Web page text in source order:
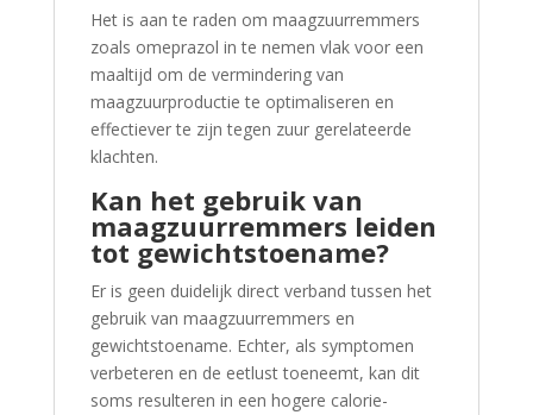
Het is aan te raden om maagzuurremmers
zoals omeprazol in te nemen vlak voor een
maaltijd om de vermindering van
maagzuurproductie te optimaliseren en
effectiever te zijn tegen zuur gerelateerde
klachten.
Kan het gebruik van
maagzuurremmers leiden
tot gewichtstoename?
Er is geen duidelijk direct verband tussen het
gebruik van maagzuurremmers en
gewichtstoename. Echter, als symptomen
verbeteren en de eetlust toeneemt, kan dit
soms resulteren in een hogere calorie-